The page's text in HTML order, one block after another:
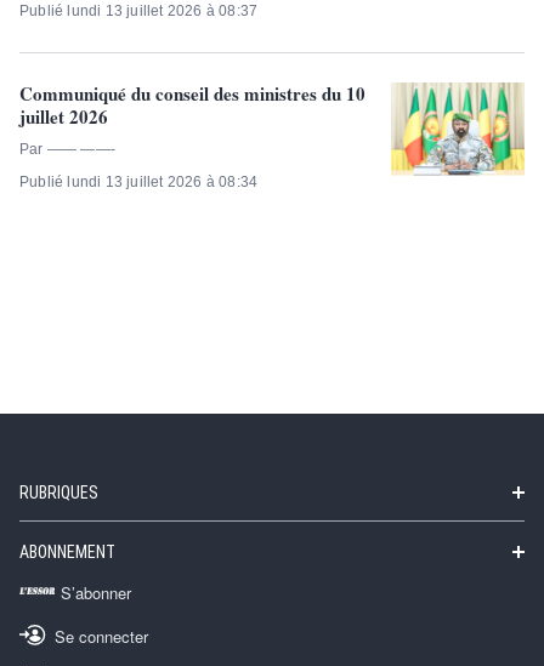
Publié lundi 13 juillet 2026 à 08:37
Communiqué du conseil des ministres du 10
juillet 2026
Par —— ——-
Publié lundi 13 juillet 2026 à 08:34
RUBRIQUES
ABONNEMENT
S’abonner
Se connecter